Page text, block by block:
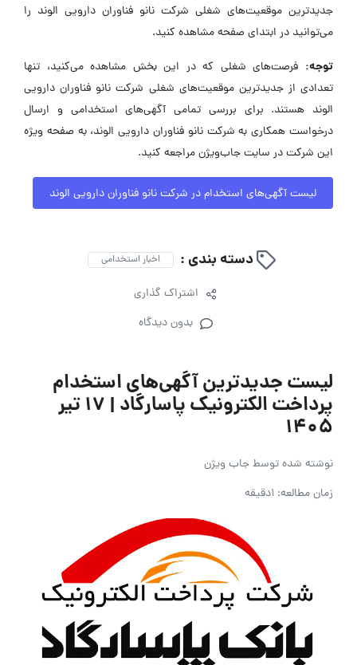
جدیدترین موقعیت‌های شغلی شرکت نانو فناوران دارویی الوند را
می‌توانید در ابتدای صفحه مشاهده کنید.
توجه: فرصت‌های شغلی که در این بخش مشاهده می‌کنید، تنها
تعدادی از جدیدترین موقعیت‌های شغلی شرکت نانو فناوران دارویی
الوند هستند. برای بررسی تمامی آگهی‌های استخدامی و ارسال
درخواست همکاری به شرکت نانو فناوران دارویی الوند، به صفحه ویژه
این شرکت در سایت جاب‌ویژن مراجعه کنید.
لیست آگهی‌های استخدام در شرکت نانو فناوران دارویی الوند
دسته بندی : اخبار استخدامی
اشتراک گذاری
بدون دیدگاه
لیست جدیدترین آگهی‌های استخدام
پرداخت الکترونیک پاسارگاد | ۱۷ تیر
۱۴۰۵
نوشته شده توسطجاب ویژن
زمان مطالعه: 1دقیقه